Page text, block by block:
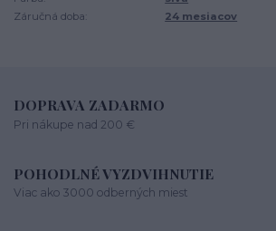
Záručná doba:
24 mesiacov
DOPRAVA ZADARMO
Pri nákupe nad 200 €
POHODLNÉ VYZDVIHNUTIE
Viac ako 3000 odberných miest